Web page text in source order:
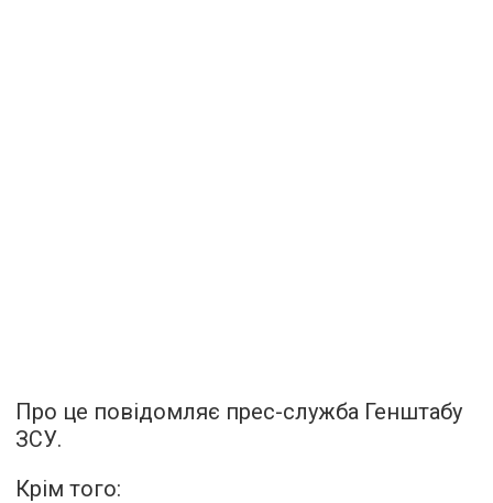
Про це повідомляє прес-служба Генштабу
ЗСУ.
Крім того: